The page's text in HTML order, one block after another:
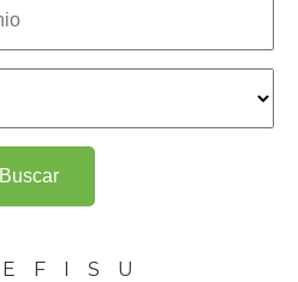
Buscar
E F I S U